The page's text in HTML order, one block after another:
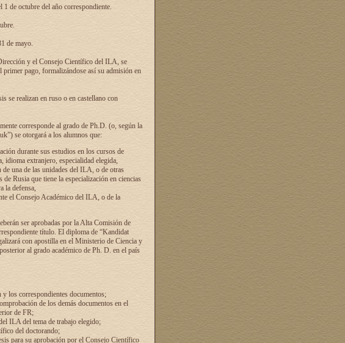
1 de octubre del año correspondiente.
de mayo.
y el Consejo Científico del ILA, se
pago, formalizándose así su admisión en
se realizan en ruso o en castellano con
corresponde al grado de Ph.D. (o, según la
se otorgará a los alumnos que:
durante sus estudios en los cursos de
idioma extranjero, especialidad elegida,
una de las unidades del ILA, o de otras
Rusia que tiene la especialización en ciencias
la defensa,
el Consejo Académico del ILA, o de la
ser aprobadas por la Alta Comisión de
título. El diploma de “Kandidat
con apostilla en el Ministerio de Ciencia y
al grado académico de Ph. D. en el país
los correspondientes documentos;
de los demás documentos en el
de FR;
ILA del tema de trabajo elegido;
del doctorando;
para su aprobación por el Consejo Científico